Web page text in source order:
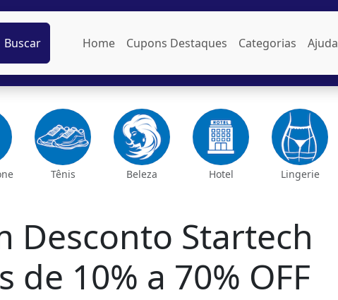
Buscar Home Cupons Destaques Categorias Ajuda
Tênis Beleza Hotel Lingerie
Desconto Startech
de 10% a 70% OFF